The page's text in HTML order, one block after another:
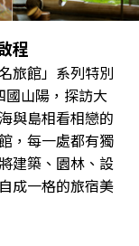
程
旅館」系列特別
山陽，探訪大
與島相看相戀的
，每一處都有獨
建築、園林、設
成一格的旅宿美